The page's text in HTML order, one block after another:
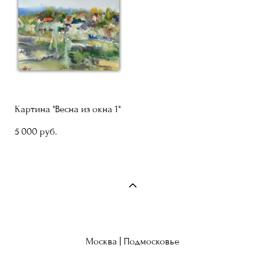
Картина "Весна из окна 1"
5 000 pуб.
Москва | Подмосковье